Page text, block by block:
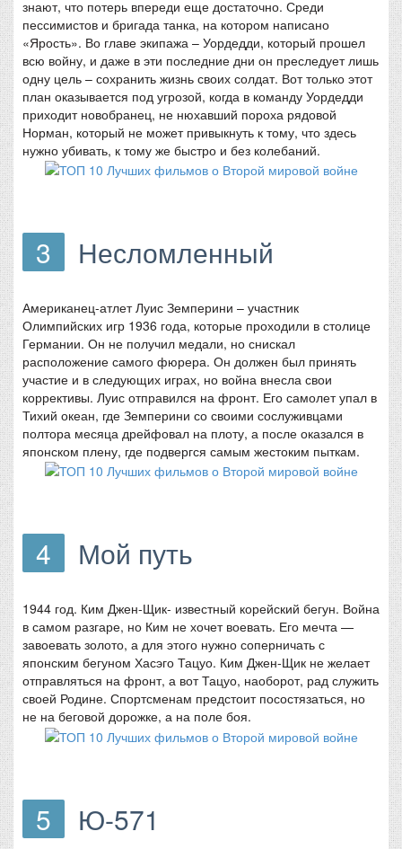
знают, что потерь впереди еще достаточно. Среди
пессимистов и бригада танка, на котором написано
«Ярость». Во главе экипажа – Уордедди, который прошел
всю войну, и даже в эти последние дни он преследует лишь
одну цель – сохранить жизнь своих солдат. Вот только этот
план оказывается под угрозой, когда в команду Уордедди
приходит новобранец, не нюхавший пороха рядовой
Норман, который не может привыкнуть к тому, что здесь
нужно убивать, к тому же быстро и без колебаний.
3 Несломленный
Американец-атлет Луис Земперини – участник
Олимпийских игр 1936 года, которые проходили в столице
Германии. Он не получил медали, но снискал
расположение самого фюрера. Он должен был принять
участие и в следующих играх, но война внесла свои
коррективы. Луис отправился на фронт. Его самолет упал в
Тихий океан, где Земперини со своими сослуживцами
полтора месяца дрейфовал на плоту, а после оказался в
японском плену, где подвергся самым жестоким пыткам.
4 Мой путь
1944 год. Ким Джен-Щик- известный корейский бегун. Война
в самом разгаре, но Ким не хочет воевать. Его мечта —
завоевать золото, а для этого нужно соперничать с
японским бегуном Хасэго Тацуо. Ким Джен-Щик не желает
отправляться на фронт, а вот Тацуо, наоборот, рад служить
своей Родине. Спортсменам предстоит посостязаться, но
не на беговой дорожке, а на поле боя.
5 Ю-571